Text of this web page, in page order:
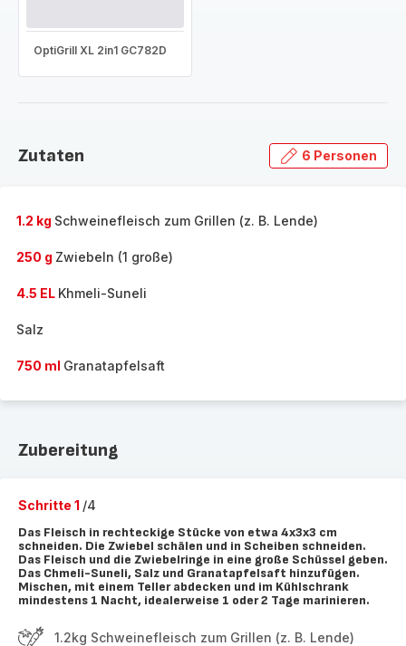
OptiGrill XL 2in1 GC782D
Zutaten 6 Personen
1.2 kg Schweinefleisch zum Grillen (z. B. Lende)
250 g Zwiebeln (1 große)
4.5 EL Khmeli-Suneli
Salz
750 ml Granatapfelsaft
Zubereitung
Schritte 1 /4
Das Fleisch in rechteckige Stücke von etwa 4x3x3 cm
schneiden. Die Zwiebel schälen und in Scheiben schneiden.
Das Fleisch und die Zwiebelringe in eine große Schüssel geben.
Das Chmeli-Suneli, Salz und Granatapfelsaft hinzufügen.
Mischen, mit einem Teller abdecken und im Kühlschrank
mindestens 1 Nacht, idealerweise 1 oder 2 Tage marinieren.
1.2kg Schweinefleisch zum Grillen (z. B. Lende)